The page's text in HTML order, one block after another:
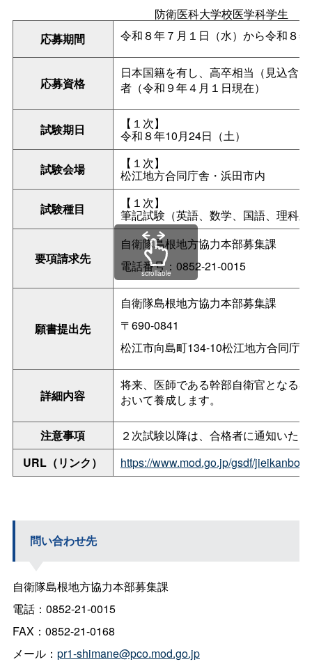
防衛医科大学校医学科学生
応募期間
令和８年７月１日（水）から令和８
応募資格
日本国籍を有し、高卒相当（見込含
者（令和９年４月１日現在）
試験期日 【１次】
令和８年10月24日（土）
試験会場 【１次】
松江地方合同庁舎・浜田市内
試験種目 【１次】
筆記試験（英語、数学、国語、理科
要項請求先
自衛隊島根地方協力本部募集課
電話番号：0852-21-0015
願書提出先
自衛隊島根地方協力本部募集課
〒690-0841
松江市向島町134-10松江地方合同庁
詳細内容
将来、医師である幹部自衛官となる
おいて養成します。
注意事項
２次試験以降は、合格者に通知いた
URL（リンク）
https://www.mod.go.jp/gsdf/
scrollable
問い合わせ先
自衛隊島根地方協力本部募集課
電話：0852-21-0015
FAX：0852-21-0168
メール： pr1-shimane@pco.mod.go.jp